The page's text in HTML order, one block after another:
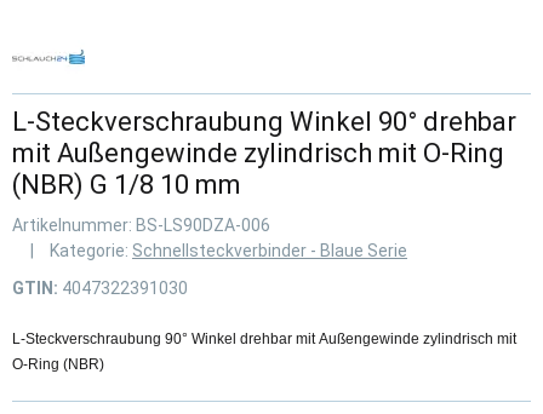
L-Steckverschraubung Winkel 90° drehbar
mit Außengewinde zylindrisch mit O-Ring
(NBR) G 1/8 10 mm
Artikelnummer: BS-LS90DZA-006
Kategorie: Schnellsteckverbinder - Blaue Serie
GTIN: 4047322391030
L-Steckverschraubung 90° Winkel drehbar mit Außengewinde zylindrisch mit
O-Ring (NBR)